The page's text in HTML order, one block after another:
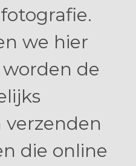
we hier
de
die online